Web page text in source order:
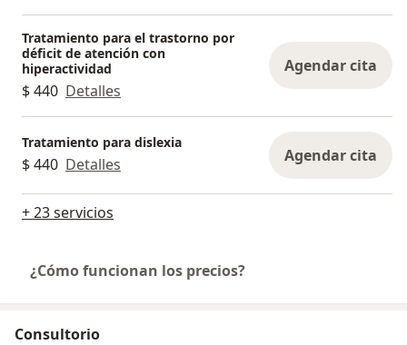
Tratamiento para el trastorno por
déficit de atención con
hiperactividad
$ 440 Detalles
Agendar cita
Tratamiento para dislexia
$ 440 Detalles Agendar cita
+ 23 servicios
¿Cómo funcionan los precios?
Consultorio